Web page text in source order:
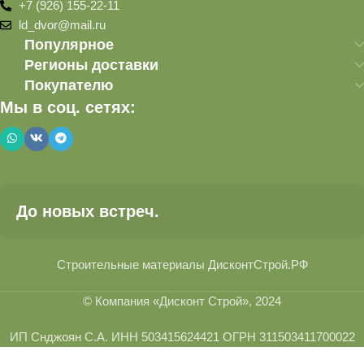
+7 (926) 155-22-11
ld_dvor@mail.ru
Популярное
Регионы доставки
Покупателю
Мы в соц. сетях:
До новых встреч.
Строительные материалы ДисконтСтрой.РФ
© Компания «Дисконт Строй», 2024
ИП Снджоян С.А. ИНН 503415624421 ОГРН 311503411700022